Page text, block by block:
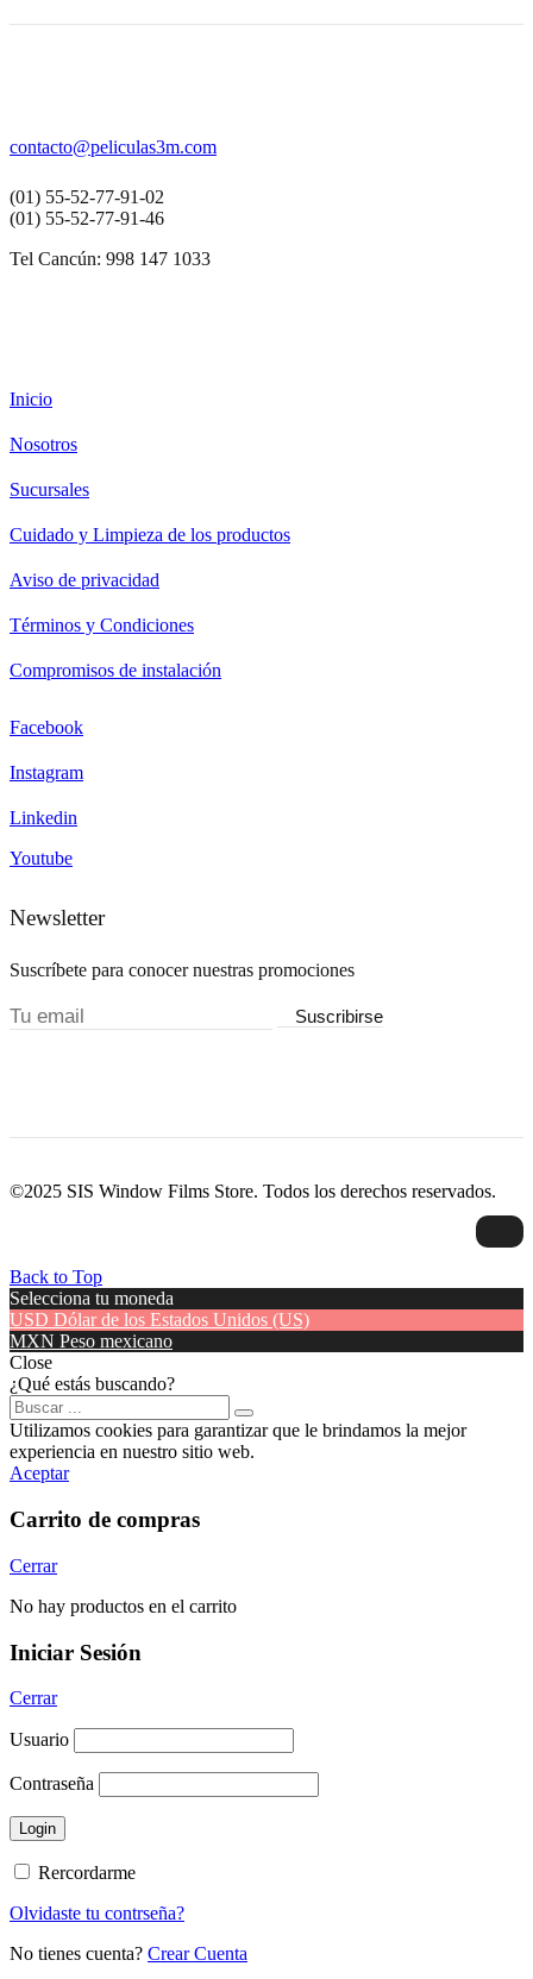
contacto@peliculas3m.com
(01) 55-52-77-91-02
(01) 55-52-77-91-46
Tel Cancún: 998 147 1033
Inicio
Nosotros
Sucursales
Cuidado y Limpieza de los productos
Aviso de privacidad
Términos y Condiciones
Compromisos de instalación
Facebook
Instagram
Linkedin
Youtube
Newsletter
Suscríbete para conocer nuestras promociones
Suscribirse
©2025 SIS Window Films Store. Todos los derechos reservados.
Back to Top
Selecciona tu moneda
USD Dólar de los Estados Unidos (US)
MXN Peso mexicano
Close
¿Qué estás buscando?
Utilizamos cookies para garantizar que le brindamos la mejor
experiencia en nuestro sitio web.
Aceptar
Carrito de compras
Cerrar
No hay productos en el carrito
Iniciar Sesión
Cerrar
Usuario
Contraseña
Rercordarme
Olvidaste tu contrseña?
No tienes cuenta? Crear Cuenta